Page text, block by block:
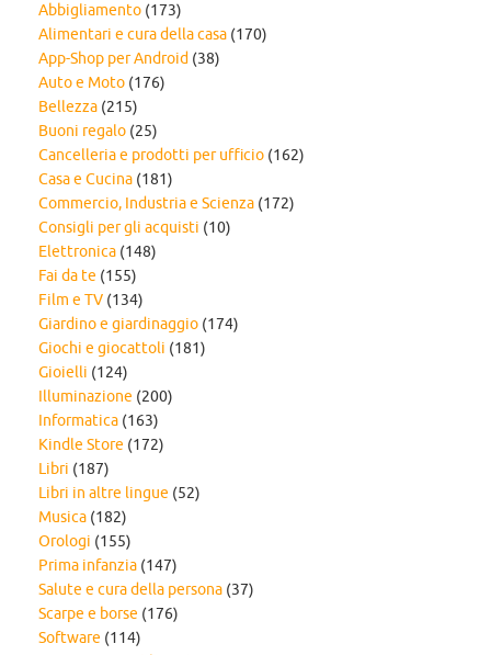
Abbigliamento (173)
Alimentari e cura della casa (170)
App-Shop per Android (38)
Auto e Moto (176)
Bellezza (215)
Buoni regalo (25)
Cancelleria e prodotti per ufficio (162)
Casa e Cucina (181)
Commercio, Industria e Scienza (172)
Consigli per gli acquisti (10)
Elettronica (148)
Fai da te (155)
Film e TV (134)
Giardino e giardinaggio (174)
Giochi e giocattoli (181)
Gioielli (124)
Illuminazione (200)
Informatica (163)
Kindle Store (172)
Libri (187)
Libri in altre lingue (52)
Musica (182)
Orologi (155)
Prima infanzia (147)
Salute e cura della persona (37)
Scarpe e borse (176)
Software (114)